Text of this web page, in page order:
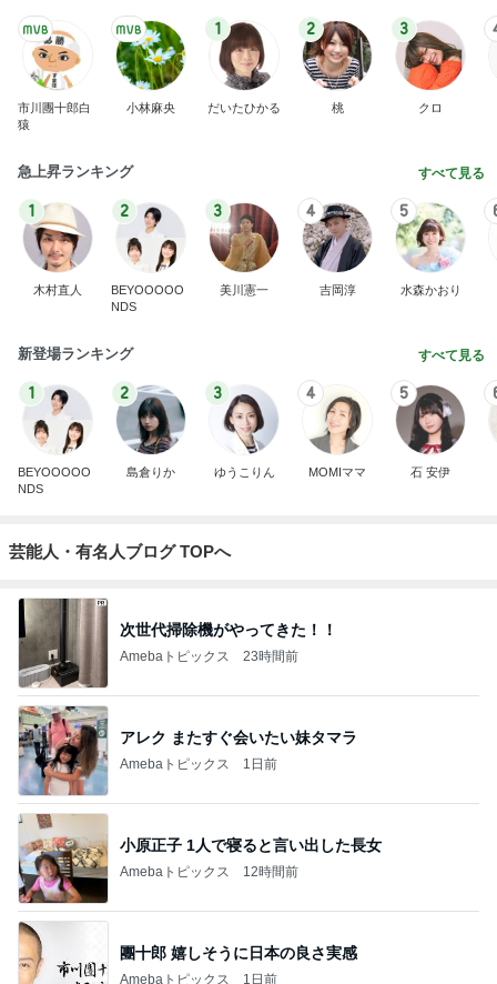
市川團十郎白
猿
小林麻央
1
だいたひかる
2
桃
3
クロ
急上昇ランキング すべて見る
1
木村直人
2
BEYOOOOO
NDS
3
美川憲一
4
吉岡淳
5
水森かおり
新登場ランキング すべて見る
1
BEYOOOOO
NDS
2
島倉りか
3
ゆうこりん
4
MOMIママ
5
石 安伊
芸能人・有名人ブログ TOPへ
次世代掃除機がやってきた！！
Amebaトピックス 23時間前
アレク またすぐ会いたい妹タマラ
Amebaトピックス 1日前
小原正子 1人で寝ると言い出した長女
Amebaトピックス 12時間前
團十郎 嬉しそうに日本の良さ実感
Amebaトピックス 1日前